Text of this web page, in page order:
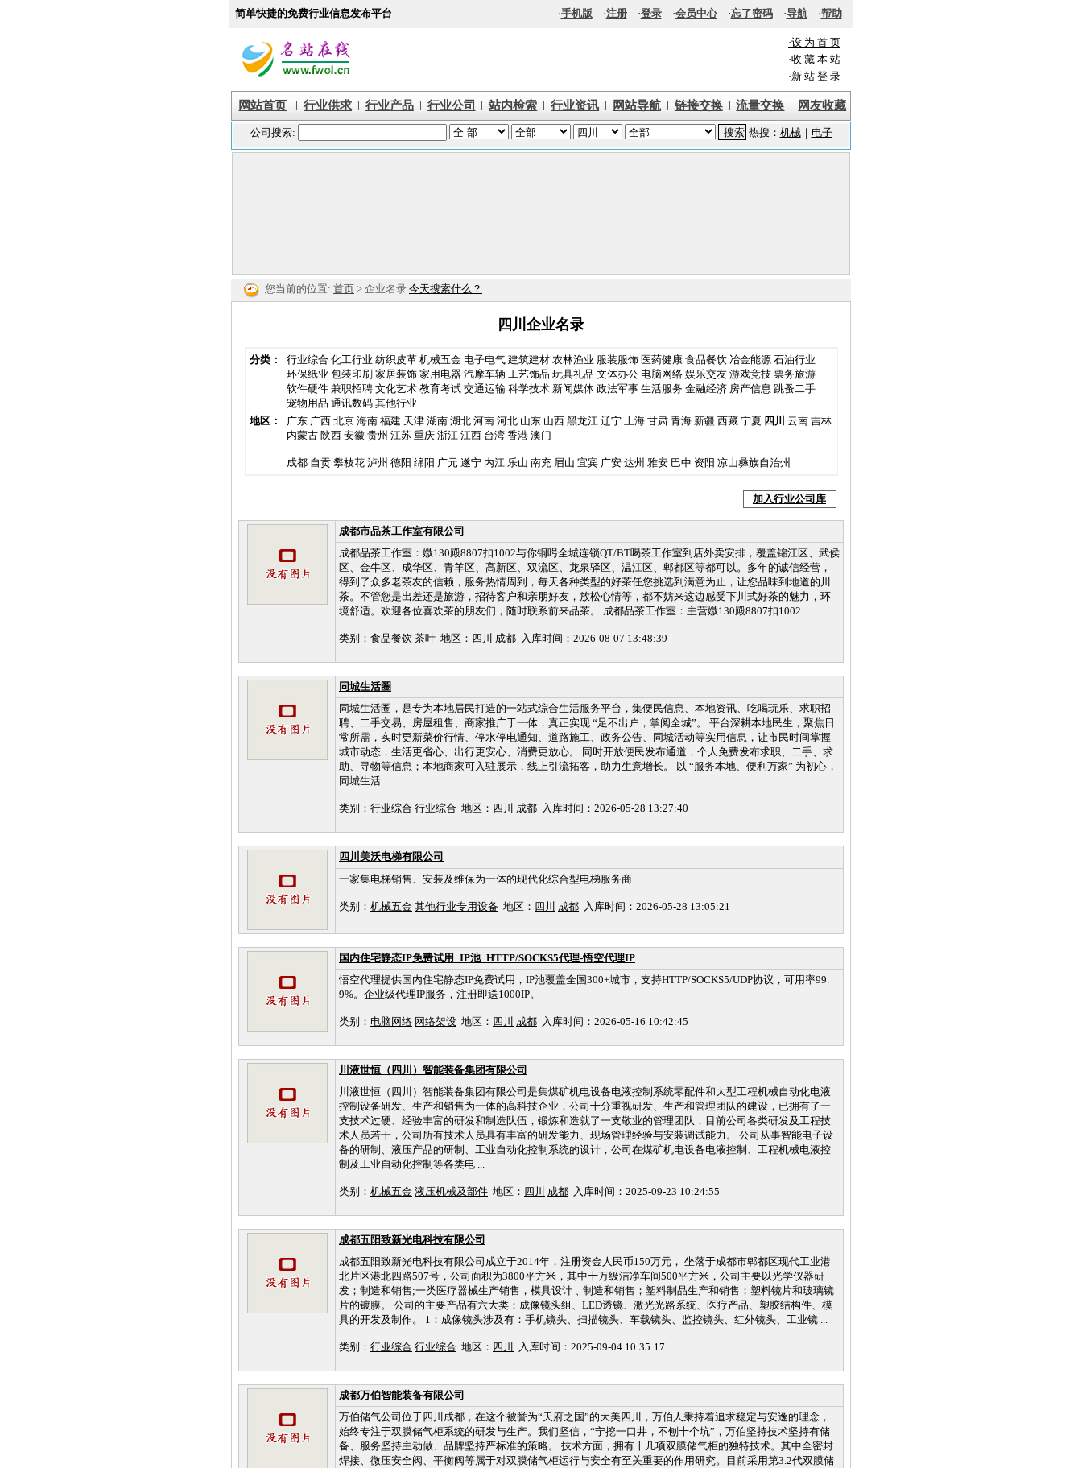
简单快捷的免费行业信息发布平台 ·手机版 ·注册·登录·会员中心·忘了密码·导航·帮助
·设 为 首 页
·收 藏 本 站
·新 站 登 录
网站首页 | 行业供求 | 行业产品 | 行业公司 | 站内检索 | 行业资讯 | 网站导航 | 链接交换 | 流量交换 | 网友收藏
您当前的位置: 首页 > 企业名录 今天搜索什么？
四川企业名录
分类： 行业综合 化工行业 纺织皮革 机械五金 电子电气 建筑建材 农林渔业 服装服饰 医药健康 食品餐饮 冶金能源 石油行业
环保纸业 包装印刷 家居装饰 家用电器 汽摩车辆 工艺饰品 玩具礼品 文体办公 电脑网络 娱乐交友 游戏竞技 票务旅游
软件硬件 兼职招聘 文化艺术 教育考试 交通运输 科学技术 新闻媒体 政法军事 生活服务 金融经济 房产信息 跳蚤二手
宠物用品 通讯数码 其他行业
地区：
广东 广西 北京 海南 福建 天津 湖南 湖北 河南 河北 山东 山西 黑龙江 辽宁 上海 甘肃 青海 新疆 西藏 宁夏 四川 云南 吉林
内蒙古 陕西 安徽 贵州 江苏 重庆 浙江 江西 台湾 香港 澳门
成都 自贡 攀枝花 泸州 德阳 绵阳 广元 遂宁 内江 乐山 南充 眉山 宜宾 广安 达州 雅安 巴中 资阳 凉山彝族自治州
加入行业公司库
成都市品茶工作室有限公司
成都品茶工作室：媺130殿8807扣1002与你铜呺全城连锁QT/BT喝茶工作室到店外卖安排，覆盖锦江区、武侯
区、金牛区、成华区、青羊区、高新区、双流区、龙泉驿区、温江区、郫都区等都可以。多年的诚信经营，
得到了众多老茶友的信赖，服务热情周到，每天各种类型的好茶任您挑选到满意为止，让您品味到地道的川
茶。不管您是出差还是旅游，招待客户和亲朋好友，放松心情等，都不妨来这边感受下川式好茶的魅力，环
境舒适。欢迎各位喜欢茶的朋友们，随时联系前来品茶。 成都品茶工作室：主营媺130殿8807扣1002 ...
类别： 食品餐饮 茶叶 地区： 四川 成都 入库时间：2026-08-07 13:48:39
同城生活圈
同城生活圈，是专为本地居民打造的一站式综合生活服务平台，集便民信息、本地资讯、吃喝玩乐、求职招
聘、二手交易、房屋租售、商家推广于一体，真正实现 “足不出户，掌阅全城”。 平台深耕本地民生，聚焦日
常所需，实时更新菜价行情、停水停电通知、道路施工、政务公告、同城活动等实用信息，让市民时间掌握
城市动态，生活更省心、出行更安心、消费更放心。 同时开放便民发布通道，个人免费发布求职、二手、求
助、寻物等信息；本地商家可入驻展示，线上引流拓客，助力生意增长。 以 “服务本地、便利万家” 为初心，
同城生活 ...
类别： 行业综合 行业综合 地区： 四川 成都 入库时间：2026-05-28 13:27:40
四川美沃电梯有限公司
一家集电梯销售、安装及维保为一体的现代化综合型电梯服务商
类别： 机械五金 其他行业专用设备 地区： 四川 成都 入库时间：2026-05-28 13:05:21
国内住宅静态IP免费试用_IP池_HTTP/SOCKS5代理-悟空代理IP
悟空代理提供国内住宅静态IP免费试用，IP池覆盖全国300+城市，支持HTTP/SOCKS5/UDP协议，可用率99.
9%。企业级代理IP服务，注册即送1000IP。
类别： 电脑网络 网络架设 地区： 四川 成都 入库时间：2026-05-16 10:42:45
川液世恒（四川）智能装备集团有限公司
川液世恒（四川）智能装备集团有限公司是集煤矿机电设备电液控制系统零配件和大型工程机械自动化电液
控制设备研发、生产和销售为一体的高科技企业，公司十分重视研发、生产和管理团队的建设，已拥有了一
支技术过硬、经验丰富的研发和制造队伍，锻炼和造就了一支敬业的管理团队，目前公司各类研发及工程技
术人员若干，公司所有技术人员具有丰富的研发能力、现场管理经验与安装调试能力。 公司从事智能电子设
备的研制、液压产品的研制、工业自动化控制系统的设计，公司在煤矿机电设备电液控制、工程机械电液控
制及工业自动化控制等各类电 ...
类别： 机械五金 液压机械及部件 地区： 四川 成都 入库时间：2025-09-23 10:24:55
成都五阳致新光电科技有限公司
成都五阳致新光电科技有限公司成立于2014年，注册资金人民币150万元， 坐落于成都市郫都区现代工业港
北片区港北四路507号，公司面积为3800平方米，其中十万级洁净车间500平方米，公司主要以光学仪器研
发；制造和销售;一类医疗器械生产销售，模具设计﹑制造和销售；塑料制品生产和销售；塑料镜片和玻璃镜
片的镀膜。 公司的主要产品有六大类：成像镜头组、LED透镜、激光光路系统、医疗产品、塑胶结构件、模
具的开发及制作。 1：成像镜头涉及有：手机镜头、扫描镜头、车载镜头、监控镜头、红外镜头、工业镜 ...
类别： 行业综合 行业综合 地区： 四川 入库时间：2025-09-04 10:35:17
成都万伯智能装备有限公司
万伯储气公司位于四川成都，在这个被誉为“天府之国”的大美四川，万伯人秉持着追求稳定与安逸的理念，
始终专注于双膜储气柜系统的研发与生产。我们坚信，“宁挖一口井，不刨十个坑”，万伯坚持技术坚持有储
备、服务坚持主动做、品牌坚持严标准的策略。 技术方面，拥有十几项双膜储气柜的独特技术。其中全密封
焊接、微压安全阀、平衡阀等属于对双膜储气柜运行与安全有至关重要的作用研究。目前采用第3.2代双膜储